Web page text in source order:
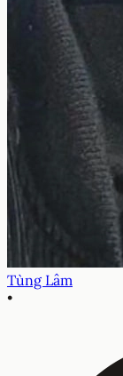
Tùng Lâm
•